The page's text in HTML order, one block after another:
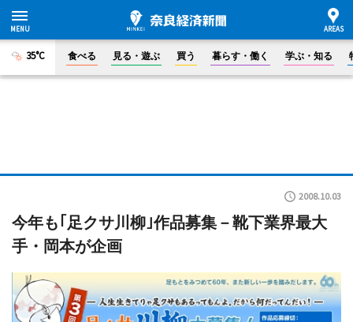
35°C 食べる 見る・遊ぶ 買う 暮らす・働く 学ぶ・知る
2008.10.03
今年も｢足クサ川柳｣作品募集－靴下業界最大
手・岡本が企画